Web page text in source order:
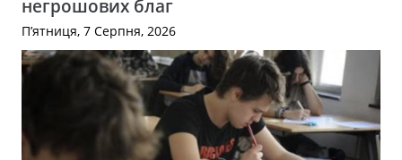
негрошових благ
П’ятниця, 7 Серпня, 2026